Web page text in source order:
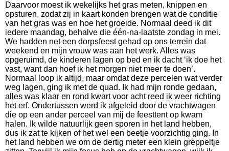
Daarvoor moest ik wekelijks het gras meten, knippen en
opsturen, zodat zij in kaart konden brengen wat de conditie
van het gras was en hoe het groeide. Normaal deed ik dit
iedere maandag, behalve die één-na-laatste zondag in mei.
We hadden net een dorpsfeest gehad op ons terrein dat
weekend en mijn vrouw was aan het werk. Alles was
opgeruimd, de kinderen lagen op bed en ik dacht ‘ik doe het
vast, want dan hoef ik het morgen niet meer te doen’.
Normaal loop ik altijd, maar omdat deze percelen wat verder
weg lagen, ging ik met de quad. Ik had mijn ronde gedaan,
alles was klaar en rond kwart voor acht reed ik weer richting
het erf. Ondertussen werd ik afgeleid door de vrachtwagen
die op een ander perceel van mij de feesttent op kwam
halen. Ik wilde natuurlijk geen sporen in het land hebben,
dus ik zat te kijken of het wel een beetje voorzichtig ging. In
het land hebben we om de dertig meter een klein greppeltje